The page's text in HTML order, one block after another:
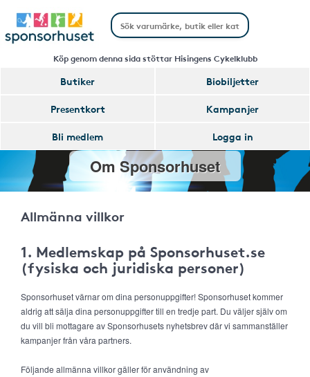
Köp genom denna sida stöttar Hisingens Cykelklubb
Butiker
Biobiljetter
Presentkort
Kampanjer
Bli medlem
Logga in
Om Sponsorhuset
Allmänna villkor
1. Medlemskap på Sponsorhuset.se
(fysiska och juridiska personer)
Sponsorhuset värnar om dina personuppgifter! Sponsorhuset kommer
aldrig att sälja dina personuppgifter till en tredje part. Du väljer själv om
du vill bli mottagare av Sponsorhusets nyhetsbrev där vi sammanställer
kampanjer från våra partners.
Följande allmänna villkor gäller för användning av